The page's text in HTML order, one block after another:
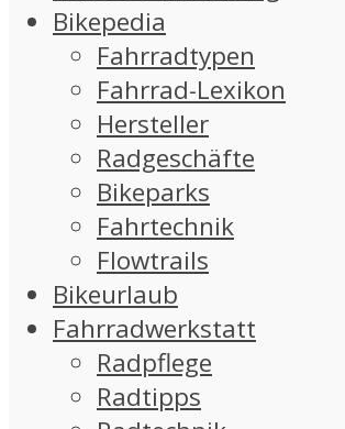
Bikepedia
Fahrradtypen
Fahrrad-Lexikon
Hersteller
Radgeschäfte
Bikeparks
Fahrtechnik
Flowtrails
Bikeurlaub
Fahrradwerkstatt
Radpflege
Radtipps